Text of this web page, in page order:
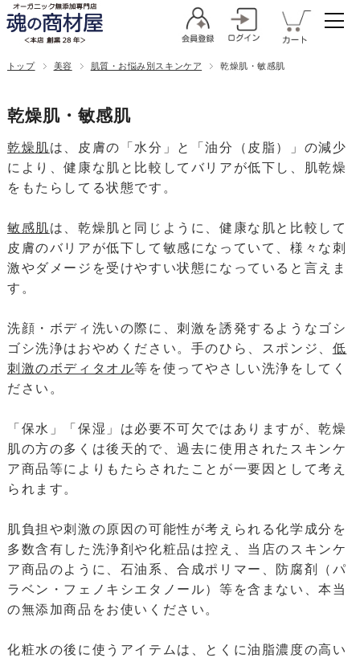
トップ 美容 肌質・お悩み別スキンケア 乾燥肌・敏感肌
乾燥肌・敏感肌
乾燥肌は、皮膚の「水分」と「油分（皮脂）」の減少
により、健康な肌と比較してバリアが低下し、肌乾燥
をもたらしてる状態です。
敏感肌は、乾燥肌と同じように、健康な肌と比較して
皮膚のバリアが低下して敏感になっていて、様々な刺
激やダメージを受けやすい状態になっていると言えま
す。
洗顔・ボディ洗いの際に、刺激を誘発するようなゴシ
ゴシ洗浄はおやめください。手のひら、スポンジ、 低
刺激のボディタオル等を使ってやさしい洗浄をしてく
ださい。
「保水」「保湿」は必要不可欠ではありますが、乾燥
肌の方の多くは後天的で、過去に使用されたスキンケ
ア商品等によりもたらされたことが一要因として考え
られます。
肌負担や刺激の原因の可能性が考えられる化学成分を
多数含有した洗浄剤や化粧品は控え、当店のスキンケ
ア商品のように、石油系、合成ポリマー、防腐剤（パ
ラベン・フェノキシエタノール）等を含まない、本当
の無添加商品をお使いください。
化粧水の後に使うアイテムは、とくに油脂濃度の高い